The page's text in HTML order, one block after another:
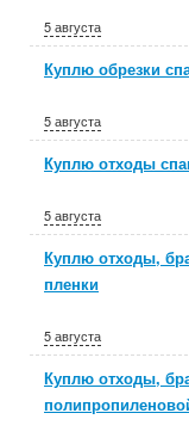
5 августа
Куплю обрезки
5 августа
Куплю отходы
5 августа
Куплю отходы,
пленки
5 августа
Куплю отходы,